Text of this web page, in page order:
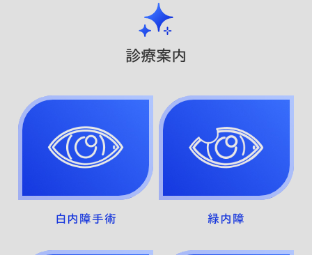
診療案内
白内障手術 緑内障